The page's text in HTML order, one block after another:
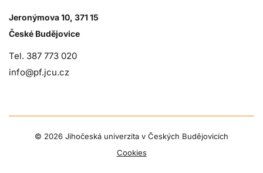
Jeronýmova 10, 371 15
České Budějovice
Tel. 387 773 020
info@pf.jcu.cz
© 2026 Jihočeská univerzita v Českých Budějovicích
Cookies